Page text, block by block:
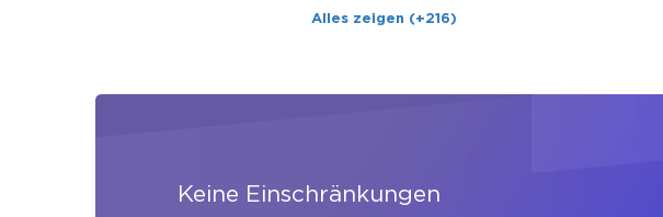
Alles zeigen (+216)
Keine Einschränkungen